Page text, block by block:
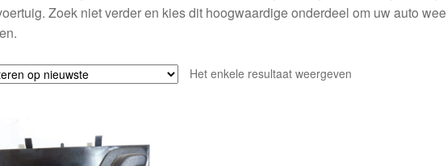
Zoek niet verder en kies dit hoogwaardige onderdeel om uw auto
Het enkele resultaat weergeven